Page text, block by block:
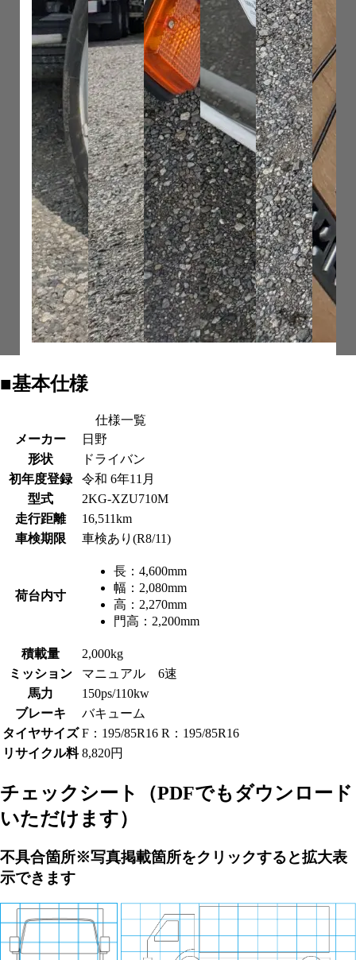
■基本仕様
仕様一覧
メーカー
日野
形状
ドライバン
初年度登録
令和 6年11月
型式
2KG-XZU710M
走行距離
16,511km
車検期限
車検あり(R8/11)
荷台内寸
長： 4,600mm
幅： 2,080mm
高： 2,270mm
門高： 2,200mm
積載量
2,000kg
ミッション
マニュアル 6速
馬力
150ps/110kw
ブレーキ
バキューム
タイヤサイズ F：195/85R16 R：195/85R16
リサイクル料 8,820円
チェックシート
（PDFでもダウンロード
いただけます）
不具合箇所※写真掲載箇所をクリックすると拡大表
示できます